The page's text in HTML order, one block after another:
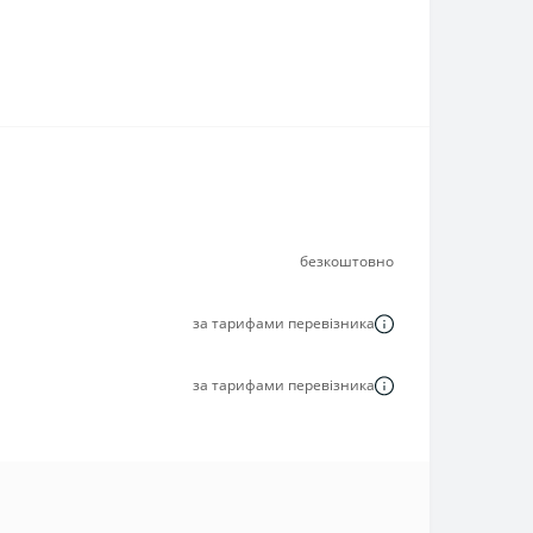
безкоштовно
за тарифами перевізника
за тарифами перевізника